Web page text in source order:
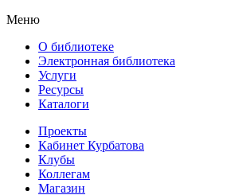
Меню
О библиотеке
Электронная библиотека
Услуги
Ресурсы
Каталоги
Проекты
Кабинет Курбатова
Клубы
Коллегам
Магазин